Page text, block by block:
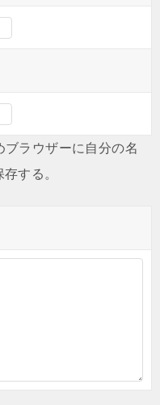
ラウザーに自分の名
する。